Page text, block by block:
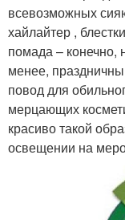
всевозможных
хайлайтер ,
помада – конечно,
менее,
повод для
мерцающих
красиво такой
освещении на